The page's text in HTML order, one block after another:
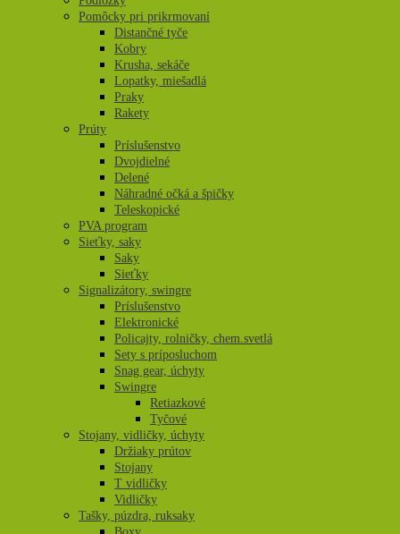
Pomôcky pri prikrmovaní
Distančné tyče
Kobry
Krusha, sekáče
Lopatky, miešadlá
Praky
Rakety
Prúty
Príslušenstvo
Dvojdielné
Delené
Náhradné očká a špičky
Teleskopické
PVA program
Sieťky, saky
Saky
Sieťky
Signalizátory, swingre
Príslušenstvo
Elektronické
Policajty, rolničky, chem.svetlá
Sety s príposluchom
Snag gear, úchyty
Swingre
Retiazkové
Tyčové
Stojany, vidličky, úchyty
Držiaky prútov
Stojany
T vidličky
Vidličky
Tašky, púzdra, ruksaky